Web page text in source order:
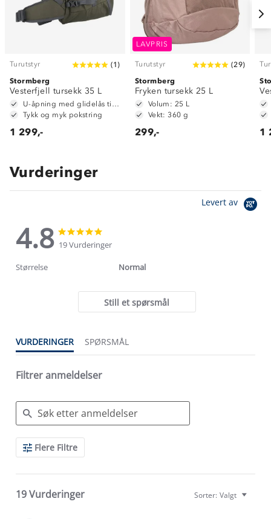
Turutstyr (1 )
Stormberg
Vesterfjell tursekk 35 L
Tykk og myk pokstring
1 299,-
LAVPRIS
Turutstyr (29)
Stormberg
Fryken tursekk 25 L
Volum: 25 L
Vekt: 360 g
299,- 1
Vurderinger
Levert av
4.8
4.8
star
rating
star
rating
19 Vurderinger
Størrelse Normal
Still et spørsmål
VURDERINGER SPØRSMÅL
Filtrer anmeldelser
Search
ReviewsFlere Filtre
19 Vurderinger Sorter: Valgt